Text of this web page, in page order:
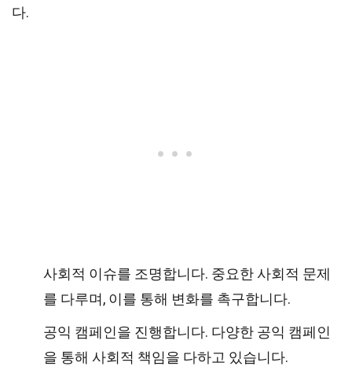
다.
사회적 이슈를 조명합니다. 중요한 사회적 문제
를 다루며, 이를 통해 변화를 촉구합니다.
공익 캠페인을 진행합니다. 다양한 공익 캠페인
을 통해 사회적 책임을 다하고 있습니다.